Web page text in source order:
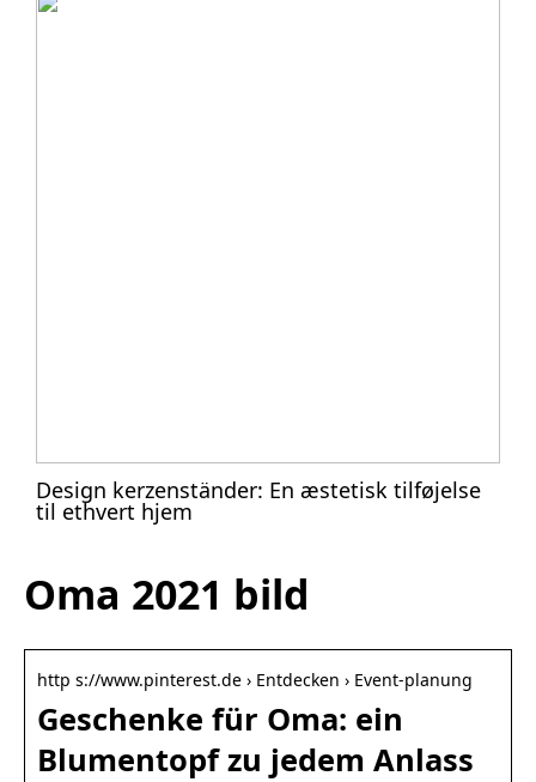
Design kerzenständer: En æstetisk tilføjelse
til ethvert hjem
Oma 2021 bild
http s://www.pinterest.de › Entdecken › Event-planung
Geschenke für Oma: ein
Blumentopf zu jedem Anlass